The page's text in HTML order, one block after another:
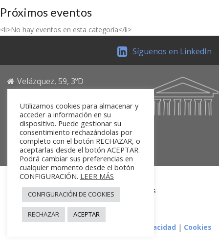
Próximos eventos
<li>No hay eventos en esta categoría</li>
Síguenos en LinkedIn
Velázquez, 59, 3ºD
Teléfono: 91 781 33 14
Fax: 91 781 33 15
Email: secretaria@fuinsa.org
https://www.fuinsa.org
Sobre nosotros
Actividades
Proyectos
Contacto
Política de Privacidad | Cookies
Utilizamos cookies para almacenar y
acceder a información en su
dispositivo. Puede gestionar su
consentimiento rechazándolas por
completo con el botón RECHAZAR, o
aceptarlas desde el botón ACEPTAR.
Podrá cambiar sus preferencias en
cualquier momento desde el botón
CONFIGURACIÓN. LEER MÁS
CONFIGURACIÓN DE COOKIES
RECHAZAR ACEPTAR